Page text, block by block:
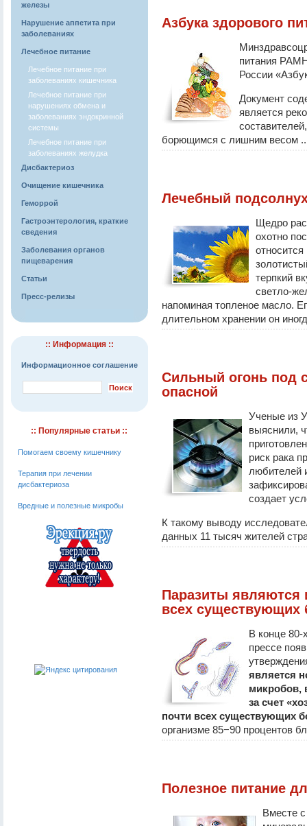
железы
Нарушение аппетита при
заболеваниях
Лечебное питание
Лечебное питание при
заболеваниях кишечника
Лечебное питание при
нарушениях обмена и
заболеваниях эндокринной
системы
Лечебное питание при
заболеваниях желудка
Дисбактериоз
Очищение кишечника
Геморрой
Гастроэнтерология, краткие
сведения
Заболевания органов
пищеварения
Статьи
Пресс-релизы
:: Информация ::
Информационное соглашение
:: Популярные статьи ::
Помогаем своему кишечнику
Терапия при лечении
дисбактериоза
Вредные и полезные микробы
Азбука здорового
питания
России
Документ
является
борющимся с лишним весом
Лечебный
Щедро
охотно
терпкий
светло-
напоминая топленое масло.
длительном хранении он
Сильный огонь под
опасной
Ученые из
выяснили,
риск рака
любителей
создает
К такому выводу
данных 11 тысяч жителей
Паразиты являются
всех существующих
В конце 80-
прессе
является
микробов,
за счет
почти всех существующих
организме 85−90 процентов
Полезное питание
Вместе